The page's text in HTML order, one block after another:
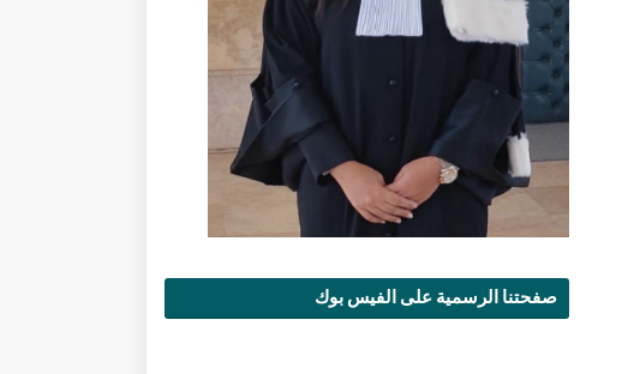
صفحتنا الرسمية على الفيس بوك